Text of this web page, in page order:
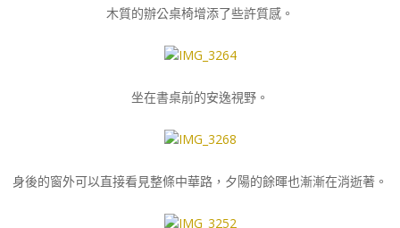
木質的辦公桌椅增添了些許質感。
坐在書桌前的安逸視野。
身後的窗外可以直接看見整條中華路，夕陽的餘暉也漸漸在消逝著。